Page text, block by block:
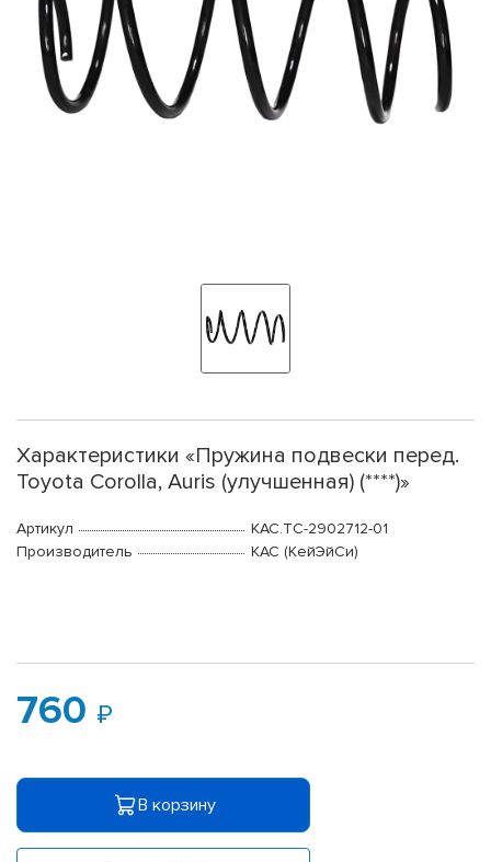
Характеристики «Пружина подвески перед.
Toyota Corolla, Auris (улучшенная) (****)»
Артикул
КАС.TC-2902712-01
Производитель
КАС (КейЭйСи)
760
В корзину